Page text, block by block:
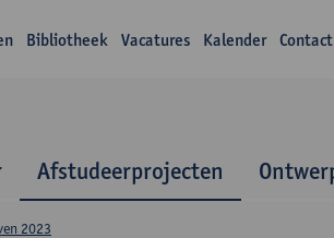
Bibliotheek Vacatures Kalender Contact
Afstudeerprojecten
2023